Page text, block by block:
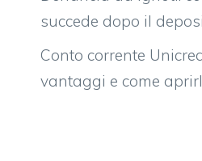
succede dopo il
Conto corrente
vantaggi e come